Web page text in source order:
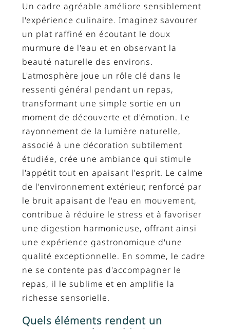
Un cadre agréable améliore sensiblement
l'expérience culinaire. Imaginez savourer
un plat raffiné en écoutant le doux
murmure de l'eau et en observant la
beauté naturelle des environs.
L'atmosphère joue un rôle clé dans le
ressenti général pendant un repas,
transformant une simple sortie en un
moment de découverte et d'émotion. Le
rayonnement de la lumière naturelle,
associé à une décoration subtilement
étudiée, crée une ambiance qui stimule
l'appétit tout en apaisant l'esprit. Le calme
de l'environnement extérieur, renforcé par
le bruit apaisant de l'eau en mouvement,
contribue à réduire le stress et à favoriser
une digestion harmonieuse, offrant ainsi
une expérience gastronomique d'une
qualité exceptionnelle. En somme, le cadre
ne se contente pas d'accompagner le
repas, il le sublime et en amplifie la
richesse sensorielle.
Quels éléments rendent un